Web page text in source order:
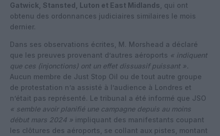
Gatwick, Stansted, Luton et East Midlands , qui ont
obtenu des ordonnances judiciaires similaires le mois
dernier.
Dans ses observations écrites, M. Morshead a déclaré
que les preuves provenant d’autres aéroports « indiquent
que ces (injonctions) ont un effet dissuasif puissant ».
Aucun membre de Just Stop Oil ou de tout autre groupe
de protestation n’a assisté à l’audience à Londres et
n’était pas représenté. Le tribunal a été informé que JSO
« semble avoir planifié une campagne depuis au moins
début mars 2024 » impliquant des manifestants coupant
les clôtures des aéroports, se collant aux pistes, montant